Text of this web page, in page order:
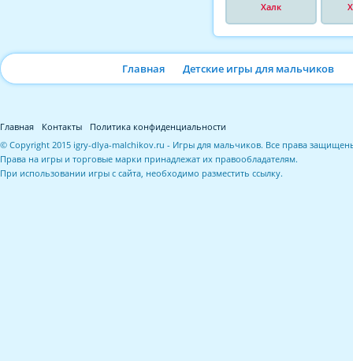
Халк
Главная Детские игры для мальчиков
Главная Контакты
Политика конфиденциальности
© Copyright 2015 igry-dlya-malchikov.ru - Игры для мальчиков. Все права
Права на игры и торговые марки принадлежат их правообладателям.
При использовании игры с сайта, необходимо разместить ссылку.